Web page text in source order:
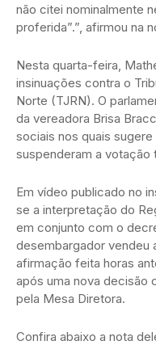
não citei nominalmente
proferida”.”, afirmou na
Nesta quarta-feira,
insinuações contra o
Norte (TJRN). O
da vereadora Brisa
sociais nos quais
suspenderam a votação
Em vídeo publicado no
se a interpretação do
em conjunto com o
desembargador vendeu
afirmação feita horas
após uma nova decisão
pela Mesa Diretora.
Confira abaixo a nota